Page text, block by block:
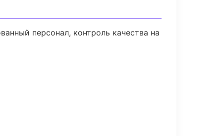
персонал, контроль качества на